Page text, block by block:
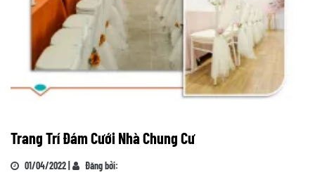
Trang Trí Đám Cưới Nhà Chung Cư
01/04/2022 | Đăng bởi: